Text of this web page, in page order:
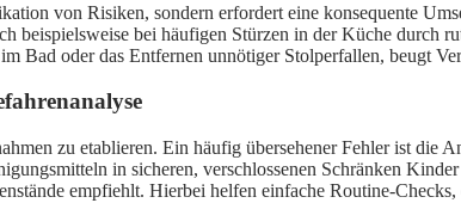
von Risiken, sondern erfordert eine konsequente
beispielsweise bei häufigen Stürzen in der Küche durch
Bad oder das Entfernen unnötiger Stolperfallen, beugt
zu etablieren. Ein häufig übersehener Fehler ist
in sicheren, verschlossenen Schränken
empfiehlt. Hierbei helfen einfache Routine-